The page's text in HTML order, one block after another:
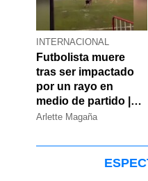
INTERNACIONAL
Futbolista muere
tras ser impactado
por un rayo en
medio de partido |
VIDEO
Arlette Magaña